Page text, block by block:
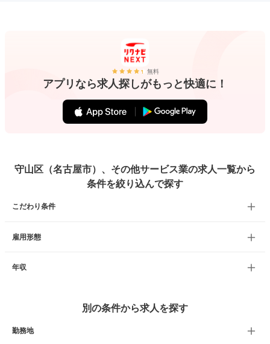
無料
アプリなら求人探しがもっと快適に！
守山区（名古屋市）、その他サービス業の求人一覧から
条件を絞り込んで探す
こだわり条件
雇用形態
年収
別の条件から求人を探す
勤務地